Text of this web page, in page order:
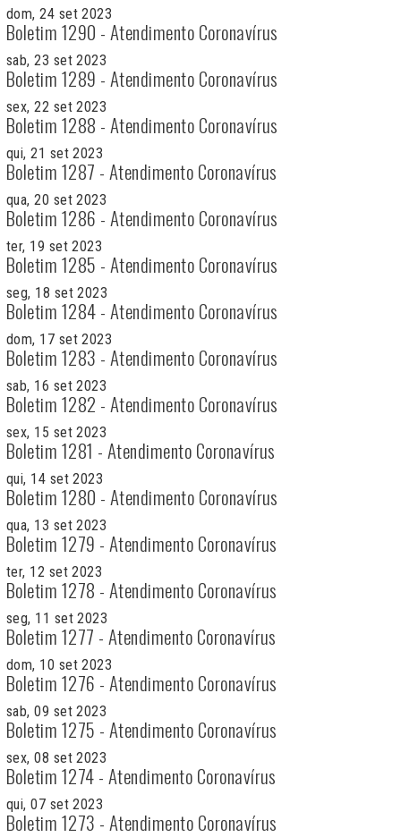
dom, 24 set 2023
Boletim 1290 - Atendimento Coronavírus
sab, 23 set 2023
Boletim 1289 - Atendimento Coronavírus
sex, 22 set 2023
Boletim 1288 - Atendimento Coronavírus
qui, 21 set 2023
Boletim 1287 - Atendimento Coronavírus
qua, 20 set 2023
Boletim 1286 - Atendimento Coronavírus
ter, 19 set 2023
Boletim 1285 - Atendimento Coronavírus
seg, 18 set 2023
Boletim 1284 - Atendimento Coronavírus
dom, 17 set 2023
Boletim 1283 - Atendimento Coronavírus
sab, 16 set 2023
Boletim 1282 - Atendimento Coronavírus
sex, 15 set 2023
Boletim 1281 - Atendimento Coronavírus
qui, 14 set 2023
Boletim 1280 - Atendimento Coronavírus
qua, 13 set 2023
Boletim 1279 - Atendimento Coronavírus
ter, 12 set 2023
Boletim 1278 - Atendimento Coronavírus
seg, 11 set 2023
Boletim 1277 - Atendimento Coronavírus
dom, 10 set 2023
Boletim 1276 - Atendimento Coronavírus
sab, 09 set 2023
Boletim 1275 - Atendimento Coronavírus
sex, 08 set 2023
Boletim 1274 - Atendimento Coronavírus
qui, 07 set 2023
Boletim 1273 - Atendimento Coronavírus